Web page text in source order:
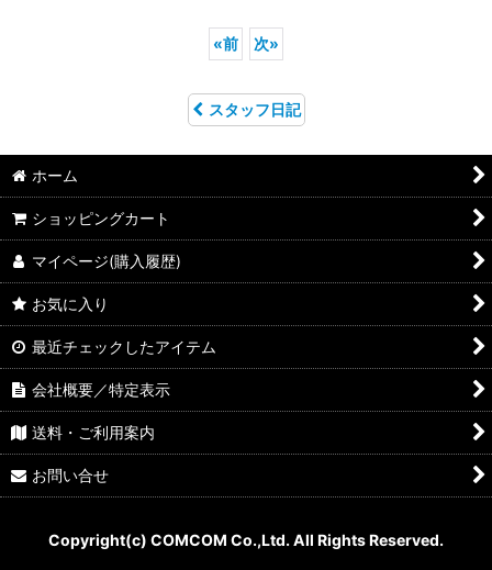
«前 次»
スタッフ日記
ホーム
ショッピングカート
マイページ(購入履歴)
お気に入り
最近チェックしたアイテム
会社概要／特定表示
送料・ご利用案内
お問い合せ
Copyright(c) COMCOM Co.,Ltd. All Rights Reserved.